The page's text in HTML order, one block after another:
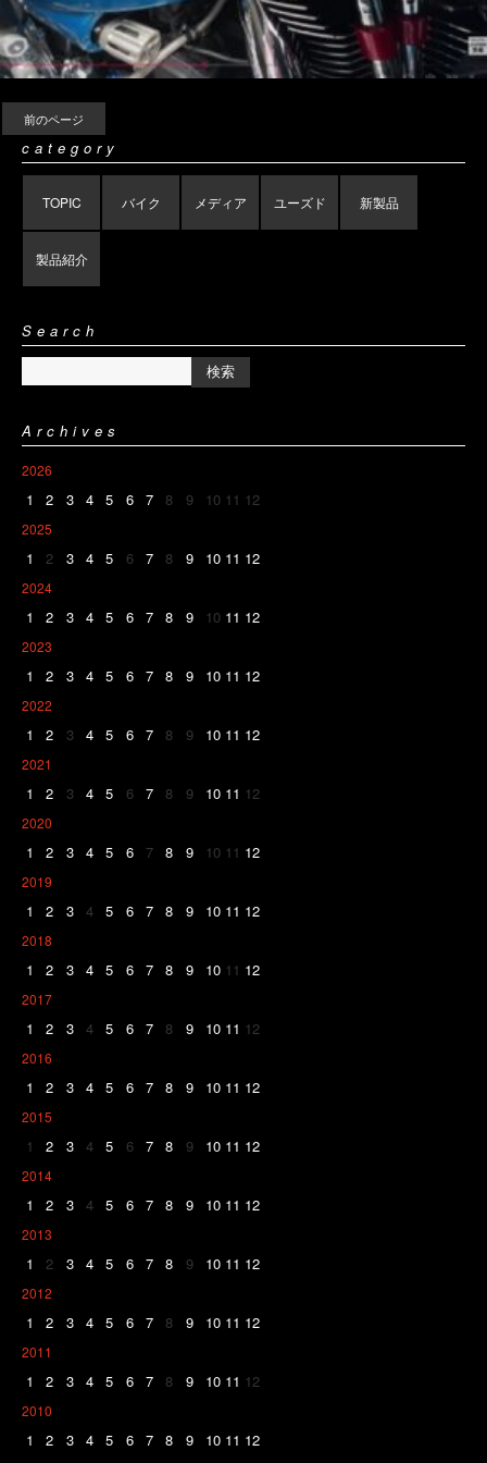
前のページ
category
TOPIC バイク メディア ユーズド 新製品
製品紹介
Search
Archives
2026
1 2 3 4 5 6 7 8 9 10 11 12
2025
1 2 3 4 5 6 7 8 9 10 11 12
2024
1 2 3 4 5 6 7 8 9 10 11 12
2023
1 2 3 4 5 6 7 8 9 10 11 12
2022
1 2 3 4 5 6 7 8 9 10 11 12
2021
1 2 3 4 5 6 7 8 9 10 11 12
2020
1 2 3 4 5 6 7 8 9 10 11 12
2019
1 2 3 4 5 6 7 8 9 10 11 12
2018
1 2 3 4 5 6 7 8 9 10 11 12
2017
1 2 3 4 5 6 7 8 9 10 11 12
2016
1 2 3 4 5 6 7 8 9 10 11 12
2015
1 2 3 4 5 6 7 8 9 10 11 12
2014
1 2 3 4 5 6 7 8 9 10 11 12
2013
1 2 3 4 5 6 7 8 9 10 11 12
2012
1 2 3 4 5 6 7 8 9 10 11 12
2011
1 2 3 4 5 6 7 8 9 10 11 12
2010
1 2 3 4 5 6 7 8 9 10 11 12